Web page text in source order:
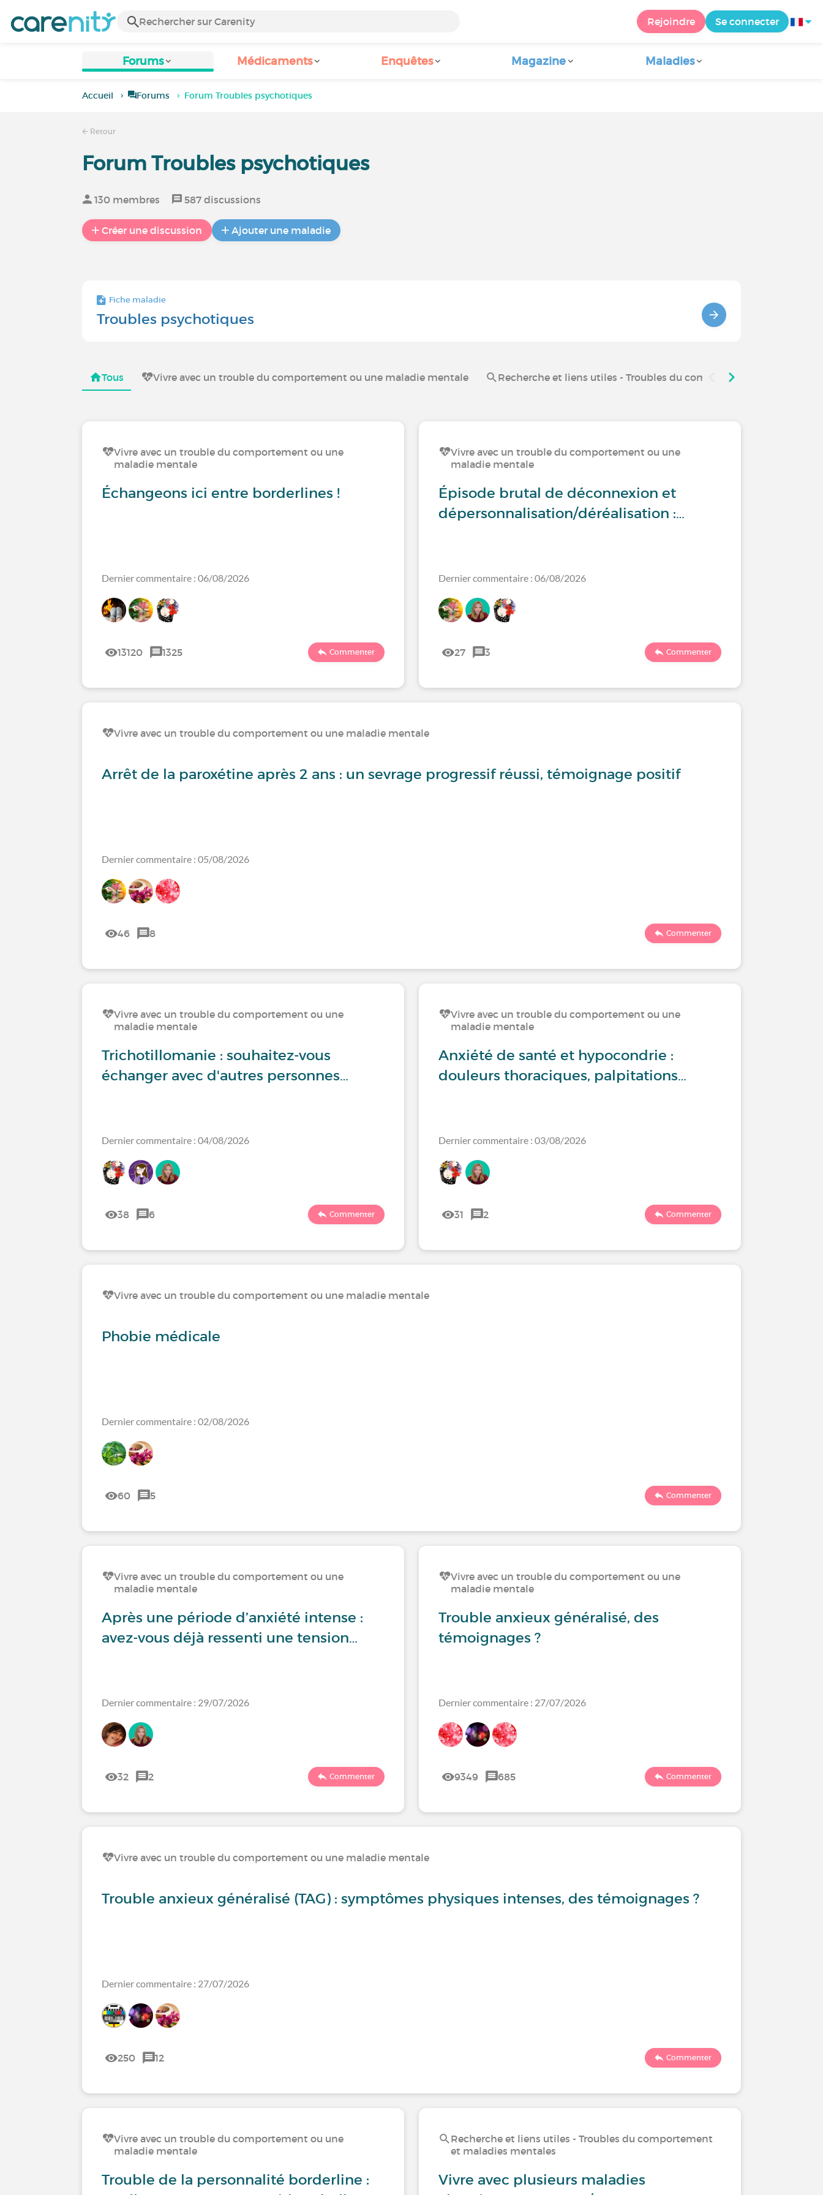
Rejoindre Se connecter
Forums Médicaments Enquêtes Magazine Maladies
Accueil Forums Forum Troubles psychotiques
Retour
Forum Troubles psychotiques
130 membres 587 discussions
Créer une discussion Ajouter une maladie
Fiche maladie
Troubles psychotiques
Tous Vivre avec un trouble du comportement ou une maladie mentale Recherche et liens utiles - Troubles du comportement et
Vivre avec un trouble du comportement ou une
maladie mentale
Échangeons ici entre borderlines !
Dernier commentaire : 06/08/2026
13120 1325 Commenter
Vivre avec un trouble du comportement ou une
maladie mentale
Épisode brutal de déconnexion et
dépersonnalisation/déréalisation :…
Dernier commentaire : 06/08/2026
27 3 Commenter
Vivre avec un trouble du comportement ou une maladie mentale
Arrêt de la paroxétine après 2 ans : un sevrage progressif réussi, témoignage positif
Dernier commentaire : 05/08/2026
46 8 Commenter
Vivre avec un trouble du comportement ou une
maladie mentale
Trichotillomanie : souhaitez-vous
échanger avec d'autres personnes…
Dernier commentaire : 04/08/2026
38 6 Commenter
Vivre avec un trouble du comportement ou une
maladie mentale
Anxiété de santé et hypocondrie :
douleurs thoraciques, palpitations…
Dernier commentaire : 03/08/2026
31 2 Commenter
Vivre avec un trouble du comportement ou une maladie mentale
Phobie médicale
Dernier commentaire : 02/08/2026
60 5 Commenter
Vivre avec un trouble du comportement ou une
maladie mentale
Après une période d’anxiété intense :
avez-vous déjà ressenti une tension…
Dernier commentaire : 29/07/2026
32 2 Commenter
Vivre avec un trouble du comportement ou une
maladie mentale
Trouble anxieux généralisé, des
témoignages ?
Dernier commentaire : 27/07/2026
9349 685 Commenter
Vivre avec un trouble du comportement ou une maladie mentale
Trouble anxieux généralisé (TAG) : symptômes physiques intenses, des témoignages ?
Dernier commentaire : 27/07/2026
250 12 Commenter
Vivre avec un trouble du comportement ou une
maladie mentale
Trouble de la personnalité borderline :
Recherche et liens utiles - Troubles du comportement
et maladies mentales
Vivre avec plusieurs maladies